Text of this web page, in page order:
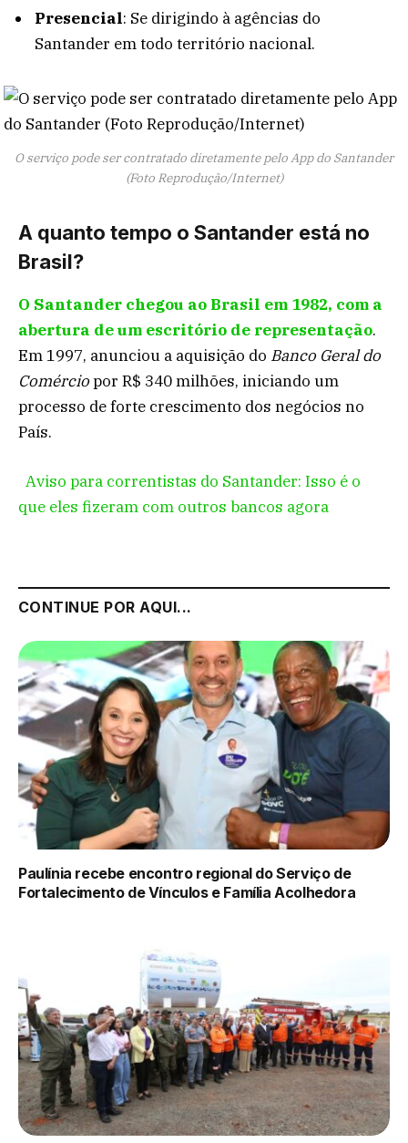
Presencial: Se dirigindo à agências do
Santander em todo território nacional.
O serviço pode ser contratado diretamente pelo App do Santander
(Foto Reprodução/Internet)
A quanto tempo o Santander está no
Brasil?
O Santander chegou ao Brasil em 1982, com a
abertura de um escritório de representação.
Em 1997, anunciou a aquisição do Banco Geral do
Comérciopor R$ 340 milhões, iniciando um
processo de forte crescimento dos negócios no
País.
Aviso para correntistas do Santander: Isso é o
que eles fizeram com outros bancos agora
CONTINUE POR AQUI...
Paulínia recebe encontro regional do Serviço de
Fortalecimento de Vínculos e Família Acolhedora